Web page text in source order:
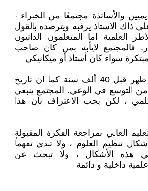
والأساتذة مجتمعًا من الخبراء ،
ذاك الاستاذ يرقبه ويترصده بالقول
العلمية اما المتعلمون الذاتيون
فالمجتمع لايأبه بمن كان صاحب
سواء كان أستاذ أو ميكانيكي
ان وعي الإنسانية ظهر قبل 40 ألف سنة كما ان تاريخ
التوسع في الوعي. المجتمع ينبغي
، لكن يجب الاعتراف بأن هذا
العالي بمراجعة الفكرة المقبولة
تنظيم العلوم ، ولا تبدي تفهماً
في هذه الأشكال ، ولا تبحث عن
داخلية و دائمة